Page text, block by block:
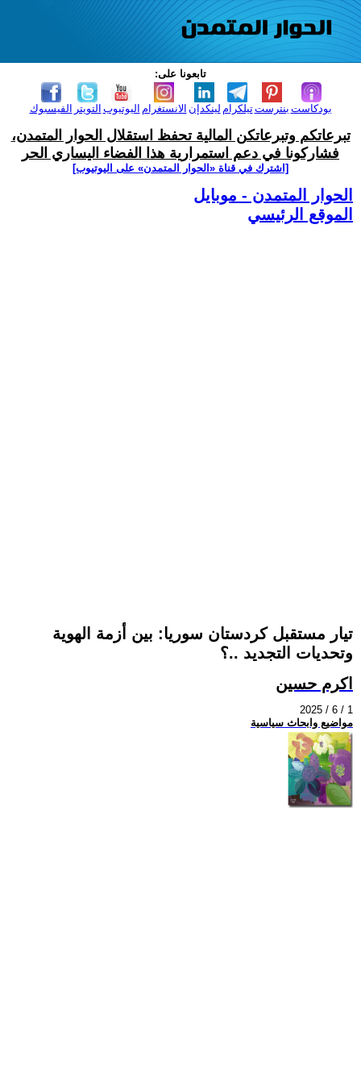
تابعونا على:
الفيسبوك التويتر اليوتيوب الانستغرام لينكدإن تيلكرامبنترست بودكاست
تبرعاتكم وتبرعاتكن المالية تحفظ استقلال الحوار المتمدن،
فشاركونا في دعم استمرارية هذا الفضاء اليساري الحر
[اشترك في قناة ‫«الحوار المتمدن» على اليوتيوب]
الحوار المتمدن - موبايل
الموقع الرئيسي
تيار مستقبل كردستان سوريا: بين أزمة الهوية
وتحديات التجديد ..؟
اكرم حسين
2025 / 6 / 1
مواضيع وابحاث سياسية